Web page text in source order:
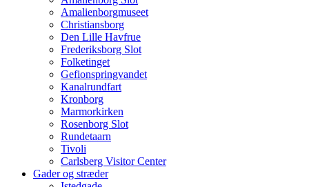
Amalienborgmuseet
Christiansborg
Den Lille Havfrue
Frederiksborg Slot
Folketinget
Gefionspringvandet
Kanalrundfart
Kronborg
Marmorkirken
Rosenborg Slot
Rundetaarn
Tivoli
Carlsberg Visitor Center
Gader og stræder